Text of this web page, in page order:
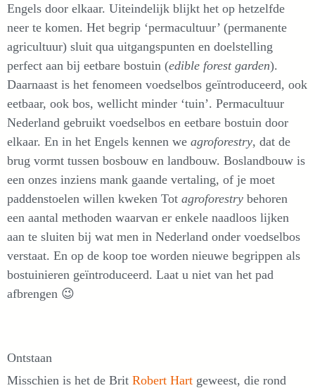
Engels door elkaar. Uiteindelijk blijkt het op hetzelfde
neer te komen. Het begrip ‘permacultuur’ (permanente
agricultuur) sluit qua uitgangspunten en doelstelling
perfect aan bij eetbare bostuin (edible forest garden).
Daarnaast is het fenomeen voedselbos geïntroduceerd, ook
eetbaar, ook bos, wellicht minder ‘tuin’. Permacultuur
Nederland gebruikt voedselbos en eetbare bostuin door
elkaar. En in het Engels kennen we agroforestry, dat de
brug vormt tussen bosbouw en landbouw. Boslandbouw is
een onzes inziens mank gaande vertaling, of je moet
paddenstoelen willen kweken Tot agroforestry behoren
een aantal methoden waarvan er enkele naadloos lijken
aan te sluiten bij wat men in Nederland onder voedselbos
verstaat. En op de koop toe worden nieuwe begrippen als
bostuinieren geïntroduceerd. Laat u niet van het pad
afbrengen 😉
Ontstaan
Misschien is het de Brit Robert Hart geweest, die rond